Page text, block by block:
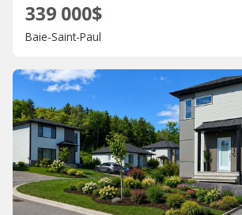
339 000$
Baie-Saint-Paul